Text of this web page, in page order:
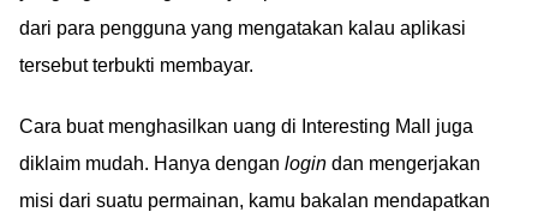
dari para pengguna yang mengatakan kalau aplikasi
tersebut terbukti membayar.
Cara buat menghasilkan uang di Interesting Mall juga
diklaim mudah. Hanya dengan login dan mengerjakan
misi dari suatu permainan, kamu bakalan mendapatkan